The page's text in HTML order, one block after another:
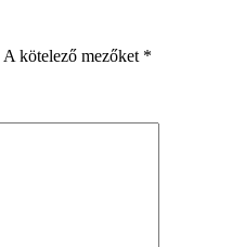
A kötelező mezőket *